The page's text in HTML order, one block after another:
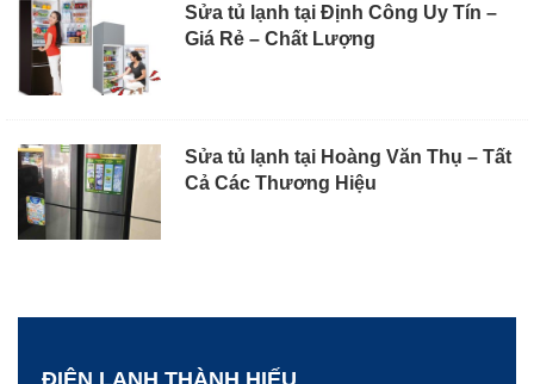
Sửa tủ lạnh tại Định Công Uy Tín –
Giá Rẻ – Chất Lượng
Sửa tủ lạnh tại Hoàng Văn Thụ – Tất
Cả Các Thương Hiệu
ĐIỆN LẠNH THÀNH HIẾU